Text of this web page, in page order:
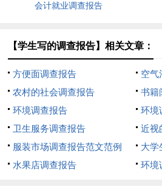
会计就业调查报告
【学生写的调查报告】相关文章：
方便面调查报告
空气
农村的社会调查报告
书籍
环境调查报告
环境
卫生服务调查报告
近视
服装市场调查报告范文范例
大学
水果店调查报告
环境